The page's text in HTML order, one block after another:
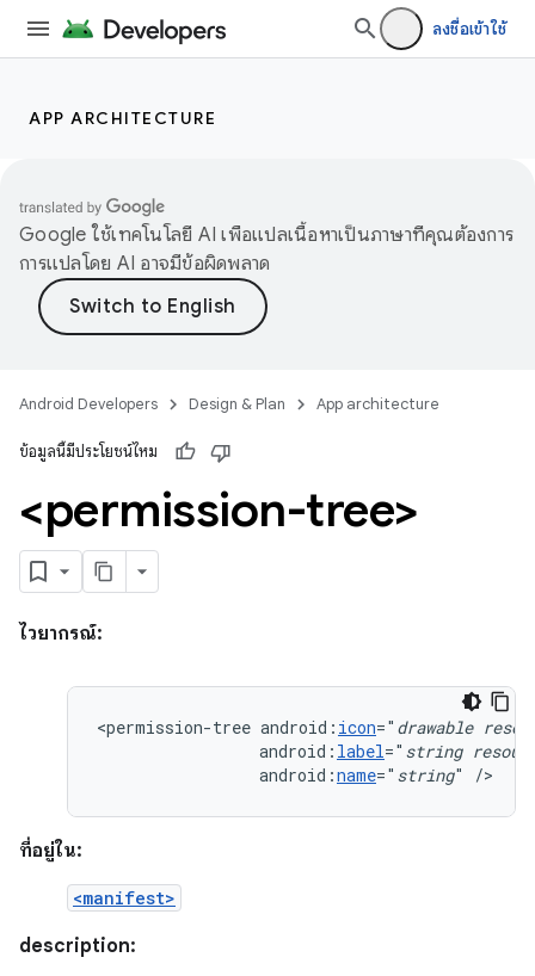
ลงชื่อเข้าใช้
APP ARCHITECTURE
Google ใช้เทคโนโลยี AI เพื่อแปลเนื้อหาเป็นภาษาที่คุณต้องการ
การแปลโดย AI อาจมีข้อผิดพลาด
Android Developers Design & Plan App architecture
ข้อมูลนี้มีประโยชน์ไหม
<permission-tree>
ไวยากรณ์:
<permission-tree android: icon=" drawable
android: label=" string
android:name=" string" />
ที่อยู่ใน:
<manifest>
description: